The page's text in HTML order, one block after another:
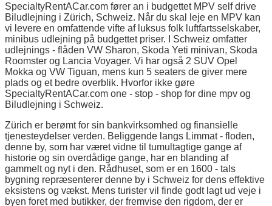
SpecialtyRentACar.com fører an i budgettet MPV self drive
Biludlejning i Zürich, Schweiz. Når du skal leje en MPV kan
vi levere en omfattende vifte af luksus folk luftfartsselskaber,
minibus udlejning på budgettet priser. I Schweiz omfatter
udlejnings - flåden VW Sharon, Skoda Yeti minivan, Skoda
Roomster og Lancia Voyager. Vi har også 2 SUV Opel
Mokka og VW Tiguan, mens kun 5 seaters de giver mere
plads og et bedre overblik. Hvorfor ikke gøre
SpecialtyRentACar.com one - stop - shop for dine mpv og
Biludlejning i Schweiz.
Zürich er berømt for sin bankvirksomhed og finansielle
tjenesteydelser verden. Beliggende langs Limmat - floden,
denne by, som har været vidne til tumultagtige gange af
historie og sin overdådige gange, har en blanding af
gammelt og nyt i den. Rådhuset, som er en 1600 - tals
bygning repræsenterer denne by i Schweiz for dens effektive
eksistens og vækst. Mens turister vil finde godt lagt ud veje i
byen foret med butikker, der fremvise den rigdom, der er